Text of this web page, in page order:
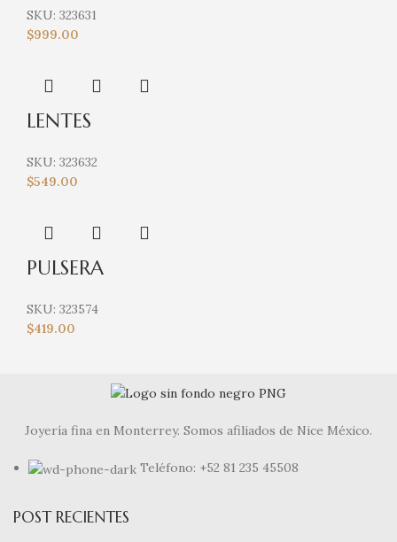
SKU: 323631
$999.00
LENTES
SKU: 323632
$549.00
PULSERA
SKU: 323574
$419.00
Joyería fina en Monterrey. Somos afiliados de Nice México.
Teléfono: +52 81 235 45508
POST RECIENTES